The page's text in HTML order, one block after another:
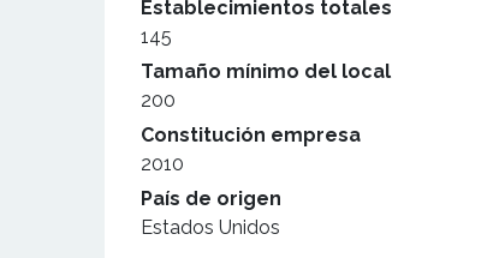
Establecimientos totales
145
Tamaño mínimo del local
200
Constitución empresa
2010
País de origen
Estados Unidos